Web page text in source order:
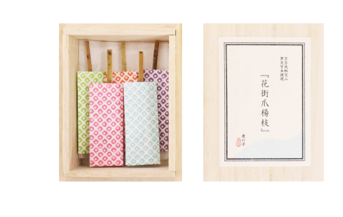
お買い物を続ける